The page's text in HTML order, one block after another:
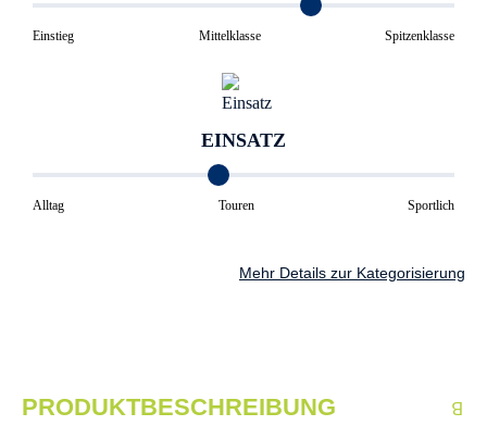
Einstieg Mittelklasse Spitzenklasse
EINSATZ
Alltag Touren Sportlich
Mehr Details zur Kategorisierung
PRODUKTBESCHREIBUNG